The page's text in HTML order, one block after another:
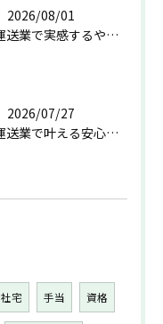
2026/08/01
運送業で実感するやりがいと成長の魅力
2026/07/27
運送業で叶える安心と成長のキャリア
社宅 手当 資格